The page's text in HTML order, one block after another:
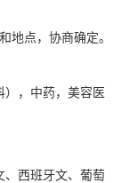
点，协商确定。
），中药，美容医
、西班牙文、葡萄